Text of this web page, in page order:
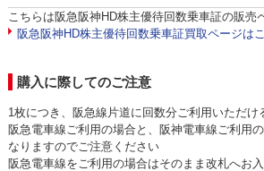
こちらは阪急阪神HD株主優待回数乗車証の販売
阪急阪神HD株主優待回数乗車証買取ページはこ
購入に際してのご注意
1枚につき、阪急線片道に回数分ご利用いただ
阪急電車線ご利用の場合と、阪神電車線ご利用
なりますのでご注意ください
阪急電車線をご利用の場合はそのまま改札へお